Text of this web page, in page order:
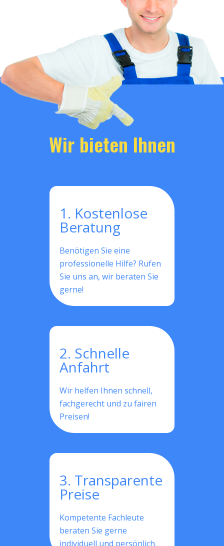
Wir bieten Ihnen
1. Kostenlose
Beratung
Benötigen Sie eine
professionelle Hilfe? Rufen
Sie uns an, wir beraten Sie
gerne!
2. Schnelle
Anfahrt
Wir helfen Ihnen schnell,
fachgerecht und zu fairen
Preisen!
3. Transparente
Preise
Kompetente Fachleute
beraten Sie gerne
individuell und persönlich.